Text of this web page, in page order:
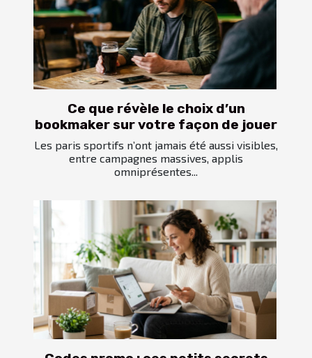
Ce que révèle le choix d’un
bookmaker sur votre façon de jouer
Les paris sportifs n’ont jamais été aussi visibles,
entre campagnes massives, applis
omniprésentes...